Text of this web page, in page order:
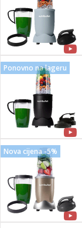
Ponovno na lageru
Nova cijena -5%